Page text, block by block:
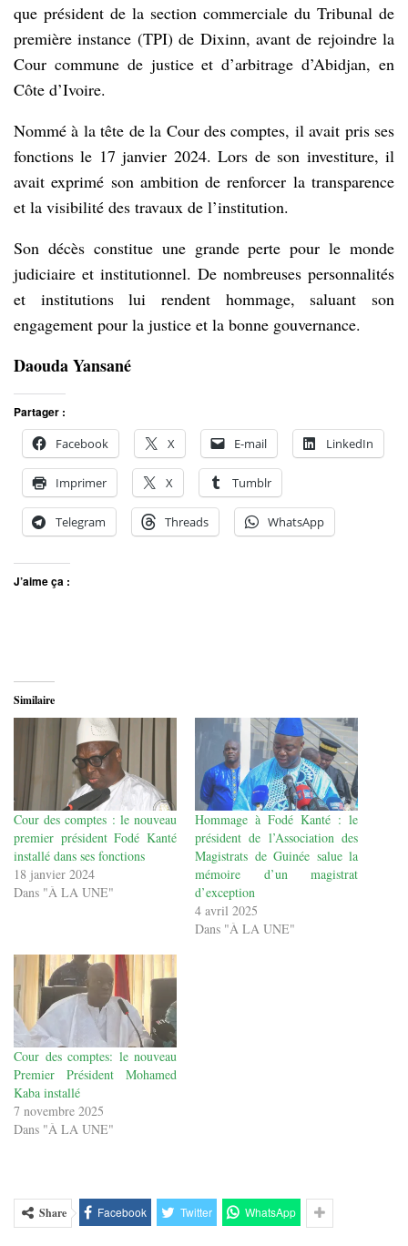
que président de la section commerciale du Tribunal de
première instance (TPI) de Dixinn, avant de rejoindre la
Cour commune de justice et d’arbitrage d’Abidjan, en
Côte d’Ivoire.
Nommé à la tête de la Cour des comptes, il avait pris ses
fonctions le 17 janvier 2024. Lors de son investiture, il
avait exprimé son ambition de renforcer la transparence
et la visibilité des travaux de l’institution.
Son décès constitue une grande perte pour le monde
judiciaire et institutionnel. De nombreuses personnalités
et institutions lui rendent hommage, saluant son
engagement pour la justice et la bonne gouvernance.
Daouda Yansané
Partager :
Facebook
X E-mail LinkedIn
Imprimer X Tumblr
Telegram Threads WhatsApp
J’aime ça :
Similaire
Cour des comptes : le nouveau
premier président Fodé Kanté
installé dans ses fonctions
18 janvier 2024
Dans "À LA UNE"
Hommage à Fodé Kanté : le
président de l’Association des
Magistrats de Guinée salue la
mémoire d’un magistrat
d’exception
4 avril 2025
Dans "À LA UNE"
Cour des comptes: le nouveau
Premier Président Mohamed
Kaba installé
7 novembre 2025
Dans "À LA UNE"
Share Facebook Twitter WhatsApp